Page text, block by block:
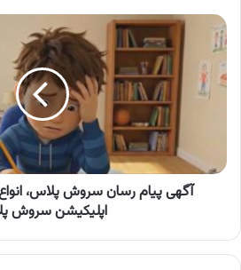
آگهی
پیام
رسان
سروش
پلاس،
مصنوعی
در
اپلیکیشنآگهی پیام رسان سروش پلاس،
اپلیکیشن سروش